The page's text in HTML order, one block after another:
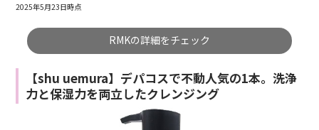
2025年5月23日時点
RMKの詳細をチェック
【shu uemura】デパコスで不動人気の1本。洗浄
力と保湿力を両立したクレンジング